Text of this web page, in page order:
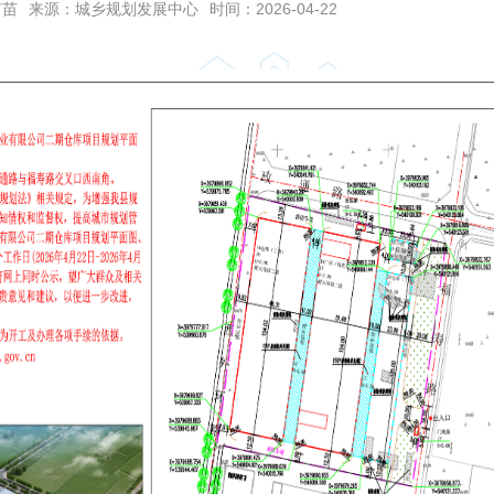
来源：城乡规划发展中心 时间：2026-04-22